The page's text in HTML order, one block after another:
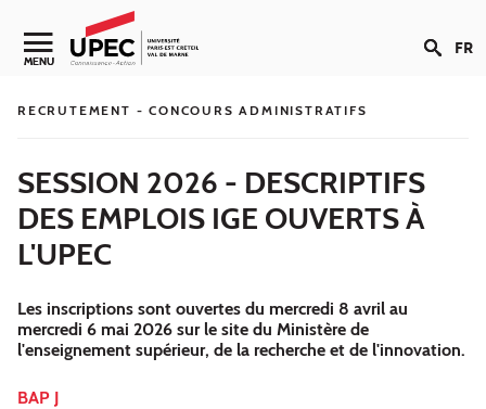
Aller au contenu
Navigation secondaire
MENU FR
RECRUTEMENT - CONCOURS ADMINISTRATIFS
SESSION 2026 - DESCRIPTIFS
DES EMPLOIS IGE OUVERTS À
L'UPEC
Les inscriptions sont ouvertes du mercredi 8 avril au
mercredi 6 mai 2026 sur le site du Ministère de
l'enseignement supérieur, de la recherche et de l'innovation.
BAP J